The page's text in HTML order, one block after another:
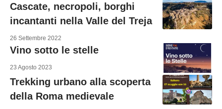
Cascate, necropoli, borghi
incantanti nella Valle del Treja
26 Settembre 2022
Vino sotto le stelle
23 Agosto 2023
Trekking urbano alla scoperta
della Roma medievale